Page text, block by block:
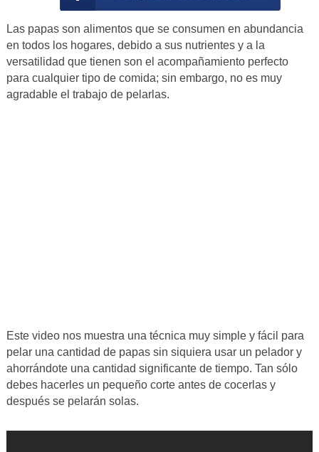
Las papas son alimentos que se consumen en abundancia
en todos los hogares, debido a sus nutrientes y a la
versatilidad que tienen son el acompañamiento perfecto
para cualquier tipo de comida; sin embargo, no es muy
agradable el trabajo de pelarlas.
Este video nos muestra una técnica muy simple y fácil para
pelar una cantidad de papas sin siquiera usar un pelador y
ahorrándote una cantidad significante de tiempo. Tan sólo
debes hacerles un pequeño corte antes de cocerlas y
después se pelarán solas.